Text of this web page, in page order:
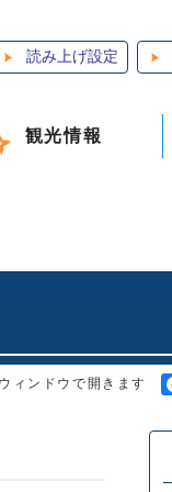
読み上げ設定
観光情報
ィンドウで開きます